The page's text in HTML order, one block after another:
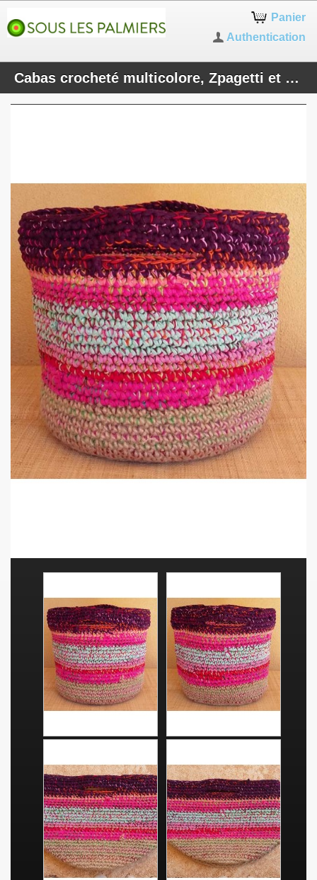
Panier
Authentication
Cabas crocheté multicolore, Zpagetti et jute, aubergine, rose et bleu ciel